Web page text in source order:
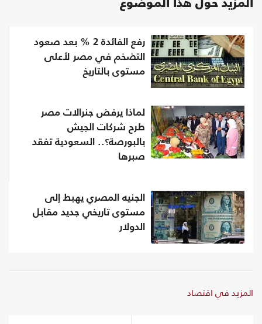
المزيد حول هذا الموضوع
رفع الفائدة 2 % بعد صعود
التضخم في مصر لأعلى
مستوى بالتاريخ
لماذا يرفض جنرالات مصر
طرح شركات الجيش
بالبورصة؟.. السعودية تفقد
صبرها
الجنيه المصري يهبط إلى
مستوى تاريخي جديد مقابل
الدولار
المزيد في اقتصاد